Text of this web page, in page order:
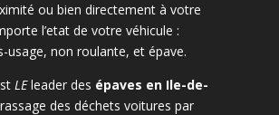
ou bien directement à votre
l’etat de votre véhicule :
usage, non roulante, et épave.
LEleader des épaves en Ile-de-
des déchets voitures par